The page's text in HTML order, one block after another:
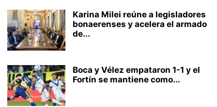
Karina Milei reúne a legisladores
bonaerenses y acelera el armado
de...
Boca y Vélez empataron 1-1 y el
Fortín se mantiene como...